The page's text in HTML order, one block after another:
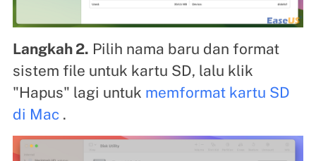
Langkah 2. Pilih nama baru dan format
sistem file untuk kartu SD, lalu klik
"Hapus" lagi untuk memformat kartu SD
di Mac.